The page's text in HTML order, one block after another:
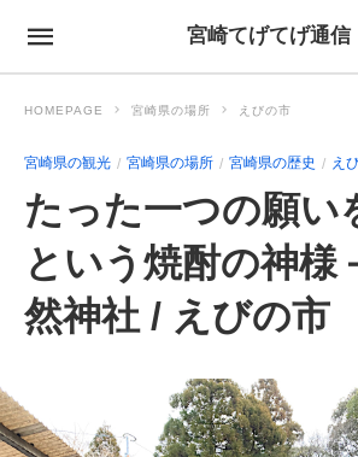
宮崎てげてげ通信
HOMEPAGE 宮崎県の場所 えびの市
宮崎県の観光 宮崎県の場所 宮崎県の歴史 え
たった一つの願い
という焼酎の神様
然神社 / えびの市